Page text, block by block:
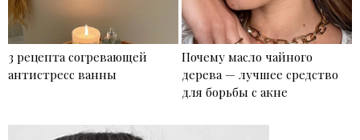
3 рецепта согревающей
антистресс ванны
Почему масло чайного
дерева — лучшее средство
для борьбы с акне